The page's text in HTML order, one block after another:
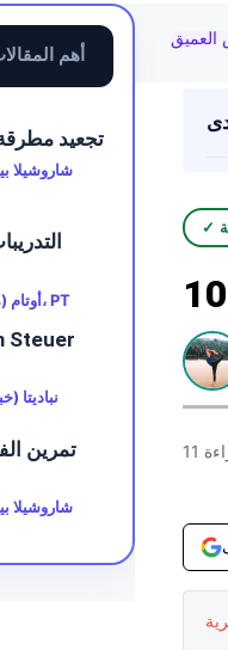
أهم
تجعيد
شاروشيلا
أوتام (مدرب اللياقة البدنية واليوغا)، PT
Steuer
نباديتا
تمرين
شاروشيلا